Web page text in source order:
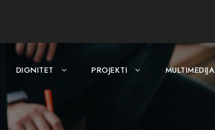
DIGNITET PROJEKTI MULTIMEDIJA